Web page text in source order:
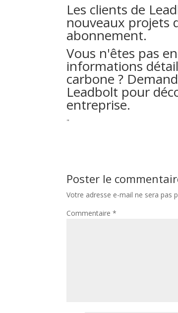
Les clients de
nouveaux projets
abonnement.
Vous n'êtes pas
informations
carbone ?
Leadbolt pour
entreprise.
"
Poster le
Votre adresse e-mail ne sera pas
Commentaire*